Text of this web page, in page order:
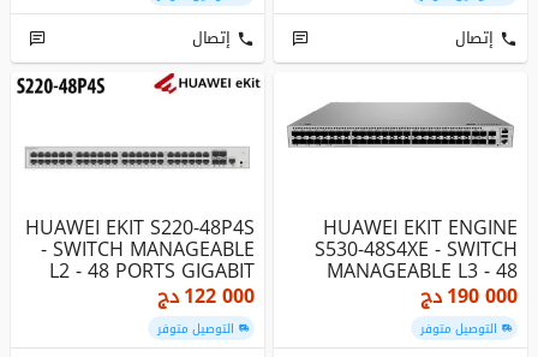
إتصال إتصال
HUAWEI EKIT ENGINE
S530-48S4XE - SWITCH
MANAGEABLE L3 - 48
PORTS GIGAB...
190 000دج
التوصيل متوفر
HUAWEI EKIT S220-48P4S
- SWITCH MANAGEABLE
L2 - 48 PORTS GIGABIT
POE+ ...
122 000دج
التوصيل متوفر